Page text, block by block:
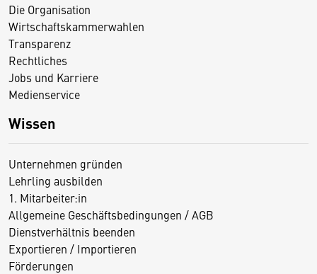
Die Organisation
Wirtschaftskammerwahlen
Transparenz
Rechtliches
Jobs und Karriere
Medienservice
Wissen
Unternehmen gründen
Lehrling ausbilden
1. Mitarbeiter:in
Allgemeine Geschäftsbedingungen / AGB
Dienstverhältnis beenden
Exportieren / Importieren
Förderungen